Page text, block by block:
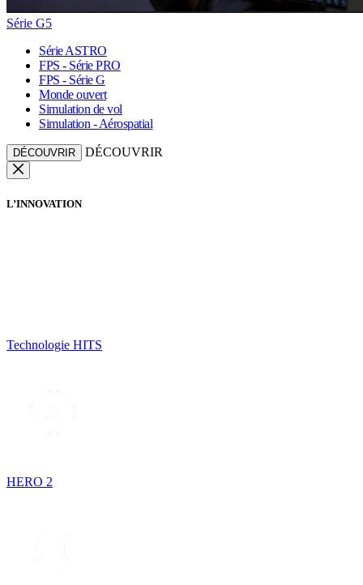
Série G5
Série ASTRO
FPS - Série PRO
FPS - Série G
Monde ouvert
Simulation de vol
Simulation - Aérospatial
DÉCOUVRIR DÉCOUVRIR
L’INNOVATION
Technologie HITS
HERO 2